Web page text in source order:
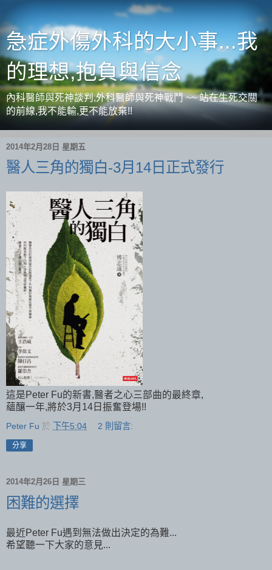
急症外傷外科的大小事...我
的理想,抱負與信念
內科醫師與死神談判,外科醫師與死神戰鬥 ~~ 站在生死交關
的前線,我不能輸,更不能放棄!!
2014年2月28日 星期五
醫人三角的獨白-3月14日正式發行
這是Peter Fu的新書,醫者之心三部曲的最終章,
蘊釀一年,將於3月14日振奮登場!!
Peter Fu 於 下午5:04 2 則留言:
分享
2014年2月26日 星期三
困難的選擇
最近Peter Fu遇到無法做出決定的為難...
希望聽一下大家的意見...